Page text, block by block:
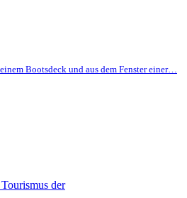
Bootsdeck und aus dem Fenster einer…
der